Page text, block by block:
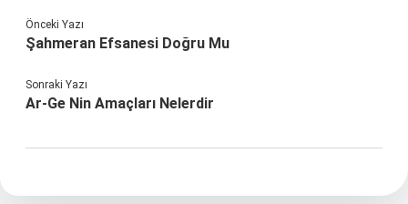
Önceki Yazı
Şahmeran Efsanesi Doğru Mu
Sonraki Yazı
Ar-Ge Nin Amaçları Nelerdir